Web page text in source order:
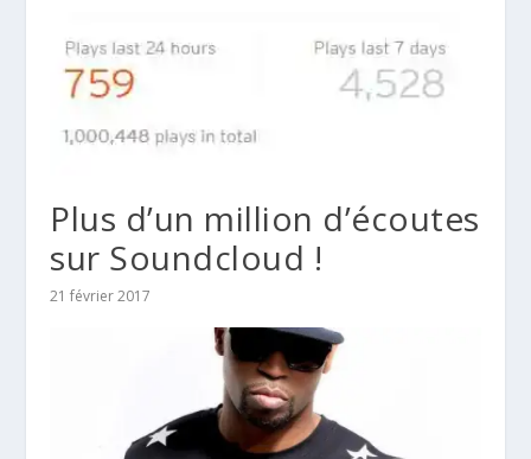
Plus d’un million d’écoutes
sur Soundcloud !
21 février 2017